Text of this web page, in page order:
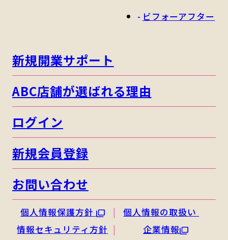
ビフォーアフター
新規開業サポート
ABC店舗が選ばれる理由
ログイン
新規会員登録
お問い合わせ
個人情報保護方針
個人情報の取扱い
情報セキュリティ方針
企業情報